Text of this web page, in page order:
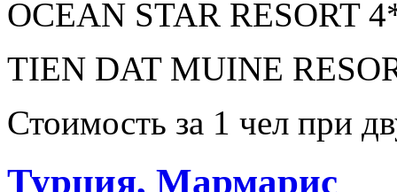
OCEAN STAR RESORT
TIEN DAT MUINE
Стоимость за 1 чел при
Турция, Мармарис